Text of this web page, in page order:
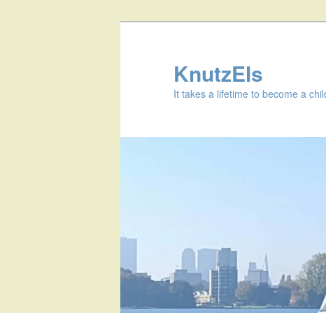
KnutzEls
It takes a lifetime to become a